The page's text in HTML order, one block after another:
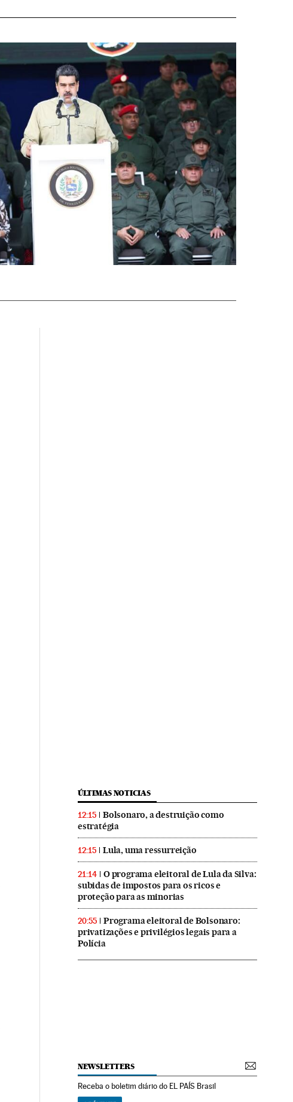
ÚLTIMAS NOTICIAS
12:15
Bolsonaro, a destruição como
estratégia
12:15 Lula, uma ressurreição
21:14
O programa eleitoral de Lula da Silva:
subidas de impostos para os ricos e
proteção para as minorias
20:55
Programa eleitoral de Bolsonaro:
privatizações e privilégios legais para a
Polícia
NEWSLETTERS
Receba o boletim diário do EL PAÍS Brasil